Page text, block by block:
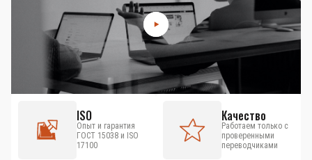
ISO
Опыт и гарантия
ГОСТ 15038 и ISO
17100
Качество
Работаем только с
проверенными
переводчиками